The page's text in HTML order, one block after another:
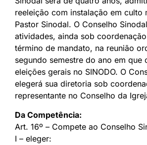
reeleição com instalação em culto
Pastor Sinodal. O Conselho
atividades, ainda sob
término de mandato, na reunião
segundo semestre do ano em que
eleições gerais no SINODO. O
elegerá sua diretoria sob
representante no Conselho da
Da Competência:
Art. 16º – Compete ao Conselho
I – eleger: